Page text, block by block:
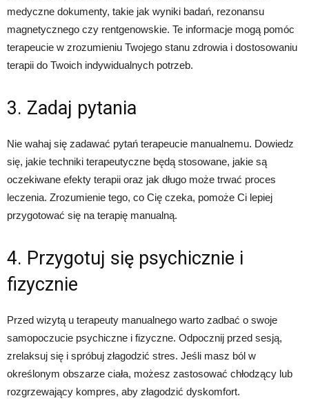
medyczne dokumenty, takie jak wyniki badań, rezonansu
magnetycznego czy rentgenowskie. Te informacje mogą pomóc
terapeucie w zrozumieniu Twojego stanu zdrowia i dostosowaniu
terapii do Twoich indywidualnych potrzeb.
3. Zadaj pytania
Nie wahaj się zadawać pytań terapeucie manualnemu. Dowiedz
się, jakie techniki terapeutyczne będą stosowane, jakie są
oczekiwane efekty terapii oraz jak długo może trwać proces
leczenia. Zrozumienie tego, co Cię czeka, pomoże Ci lepiej
przygotować się na terapię manualną.
4. Przygotuj się psychicznie i
fizycznie
Przed wizytą u terapeuty manualnego warto zadbać o swoje
samopoczucie psychiczne i fizyczne. Odpocznij przed sesją,
zrelaksuj się i spróbuj złagodzić stres. Jeśli masz ból w
określonym obszarze ciała, możesz zastosować chłodzący lub
rozgrzewający kompres, aby złagodzić dyskomfort.